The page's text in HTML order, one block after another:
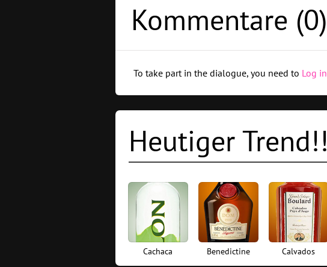
Kommentare (0)
To take part in the dialogue, you need to Log in
Heutiger Trend!!
Cachaca Benedictine Calvados